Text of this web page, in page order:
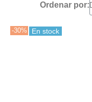
Ordenar por:
-30% En stock